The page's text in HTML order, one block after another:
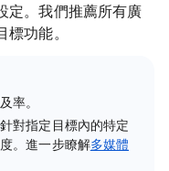
定。我們推薦所有廣
功能。
率。
對指定目標內的特定
。進一步瞭解多媒體